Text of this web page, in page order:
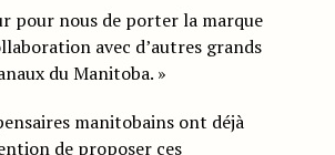
pour nous de porter la marque
avec d’autres grands
du Manitoba. »
manitobains ont déjà
de proposer ces